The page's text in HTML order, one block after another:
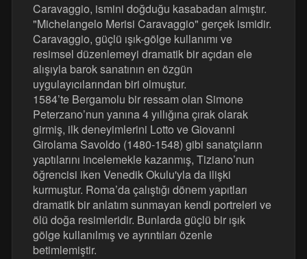
Caravaggio, ismini doğduğu kasabadan almıştır.
"Michelangelo Merisi Caravaggio" gerçek ismidir.
Caravaggio, güçlü ışık-gölge kullanımı ve
resimsel düzenlemeyi dramatik bir açıdan ele
alışıyla barok sanatının en özgün
uygulayıcılarından biri olmuştur.
1584’te Bergamolu bir ressam olan Simone
Peterzano’nun yanına 4 yıllığına çırak olarak
girmiş, ilk deneyimlerini Lotto ve Giovanni
Girolama Savoldo (1480-1548) gibi sanatçıların
yaptılarını incelemekle kazanmış, Tiziano’nun
öğrencisi iken Venedik Okulu'yla da ilişki
kurmuştur. Roma’da çalıştığı dönem yapıtları
dramatik bir anlatım sunmayan kendi portreleri ve
ölü doğa resimleridir. Bunlarda güçlü bir ışık
gölge kullanılmış ve ayrıntıları özenle
betimlemiştir.